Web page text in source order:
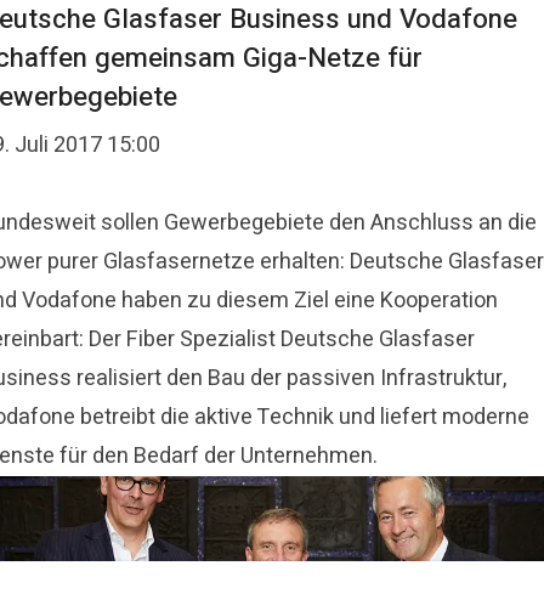
Glasfaser Business und Vodafone
gemeinsam Giga-Netze für
Juli 2017 15:00
sollen Gewerbegebiete den Anschluss an die
purer Glasfasernetze erhalten: Deutsche Glasfaser
Vodafone haben zu diesem Ziel eine Kooperation
Der Fiber Spezialist Deutsche Glasfaser
realisiert den Bau der passiven Infrastruktur,
betreibt die aktive Technik und liefert moderne
für den Bedarf der Unternehmen.